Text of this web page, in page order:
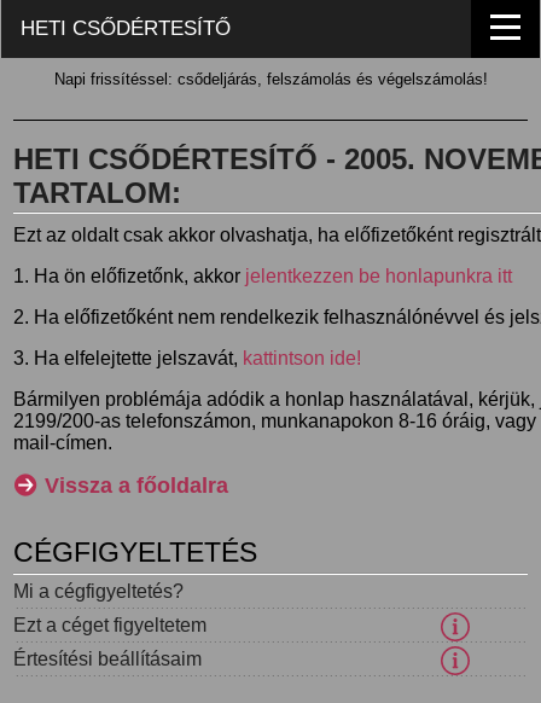
HETI CSŐDÉRTESÍTŐ
Napi frissítéssel: csődeljárás, felszámolás és végelszámolás!
HETI CSŐDÉRTESÍTŐ - 2005.
TARTALOM:
Ezt az oldalt csak akkor olvashatja, ha előfizetőként
1. Ha ön előfizetőnk, akkor jelentkezzen be honlapunkra itt
2. Ha előfizetőként nem rendelkezik felhasználónévvel és
3. Ha elfelejtette jelszavát, kattintson ide!
Bármilyen problémája adódik a honlap használatával,
2199/200-as telefonszámon, munkanapokon 8-16 óráig,
mail-címen.
Vissza a főoldalra
CÉGFIGYELTETÉS
Mi a cégfigyeltetés?
Ezt a céget figyeltetem
Értesítési beállításaim